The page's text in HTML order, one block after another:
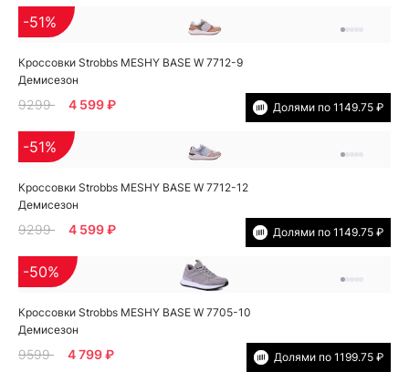
Кроссовки Strobbs MESHY BASE W 7712-9
Демисезон
-51%
9299 4 599 ₽ Долями по 1149.75 ₽
Кроссовки Strobbs MESHY BASE W 7712-12
Демисезон
-51%
9299 4 599 ₽ Долями по 1149.75 ₽
Кроссовки Strobbs MESHY BASE W 7705-10
Демисезон
-50%
9599 4 799 ₽ Долями по 1199.75 ₽